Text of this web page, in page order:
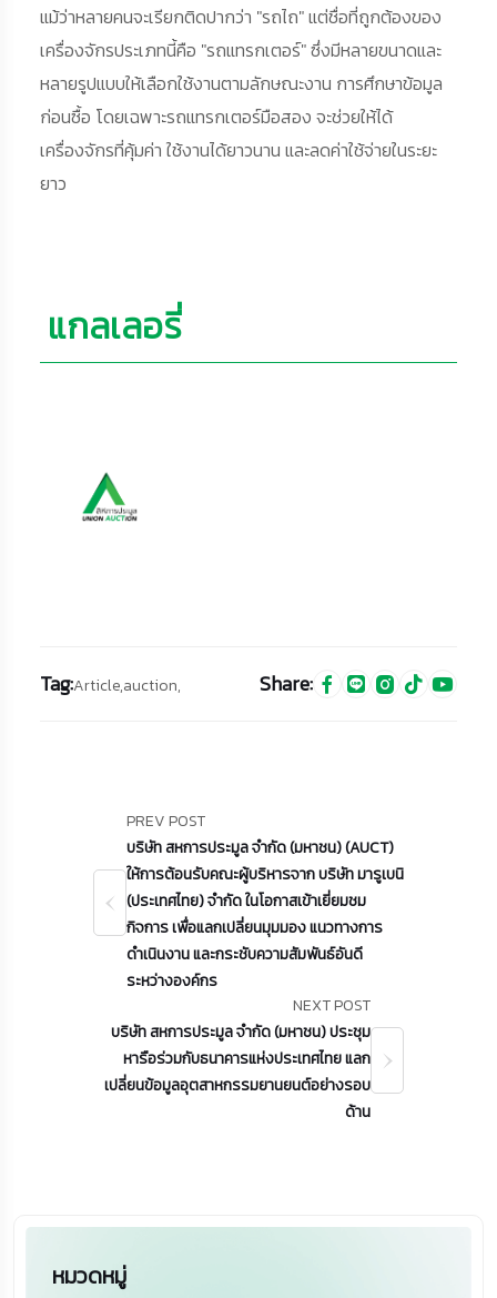
แม้ว่าหลายคนจะเรียกติดปากว่า "รถไถ" แต่ชื่อที่ถูกต้องของ
เครื่องจักรประเภทนี้คือ "รถแทรกเตอร์" ซึ่งมีหลายขนาดและ
หลายรูปแบบให้เลือกใช้งานตามลักษณะงาน การศึกษาข้อมูล
ก่อนซื้อ โดยเฉพาะรถแทรกเตอร์มือสอง จะช่วยให้ได้
เครื่องจักรที่คุ้มค่า ใช้งานได้ยาวนาน และลดค่าใช้จ่ายในระยะ
ยาว
แกลเลอรี่
Tag:Article,auction, Share:
PREV POST
บริษัท สหการประมูล จำกัด (มหาชน) (AUCT)
ให้การต้อนรับคณะผู้บริหารจาก บริษัท มารูเบนิ
(ประเทศไทย) จำกัด ในโอกาสเข้าเยี่ยมชม
กิจการ เพื่อแลกเปลี่ยนมุมมอง แนวทางการ
ดำเนินงาน และกระชับความสัมพันธ์อันดี
ระหว่างองค์กร
NEXT POST
บริษัท สหการประมูล จำกัด (มหาชน) ประชุม
หารือร่วมกับธนาคารแห่งประเทศไทย แลก
เปลี่ยนข้อมูลอุตสาหกรรมยานยนต์อย่างรอบ
ด้าน
หมวดหมู่